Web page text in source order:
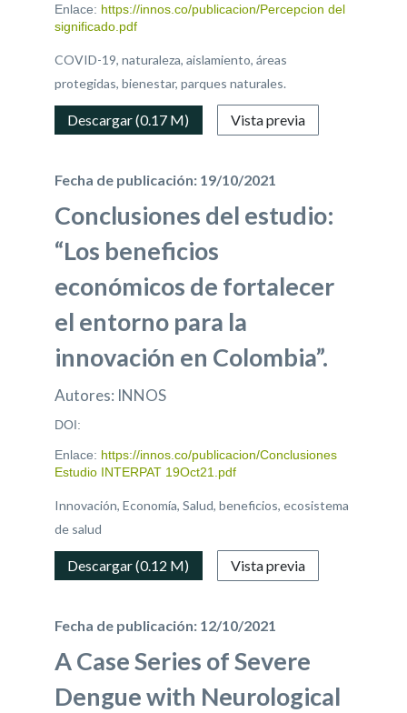
Enlace: https://innos.co/publicacion/Percepcion del
significado.pdf
COVID-19, naturaleza, aislamiento, áreas
protegidas, bienestar, parques naturales.
Descargar (0.17 M) Vista previa
Fecha de publicación: 19/10/2021
Conclusiones del estudio:
“Los beneficios
económicos de fortalecer
el entorno para la
innovación en Colombia”.
Autores: INNOS
DOI:
Enlace: https://innos.co/publicacion/Conclusiones
Estudio INTERPAT 19Oct21.pdf
Innovación, Economía, Salud, beneficios, ecosistema
de salud
Descargar (0.12 M) Vista previa
Fecha de publicación: 12/10/2021
A Case Series of Severe
Dengue with Neurological